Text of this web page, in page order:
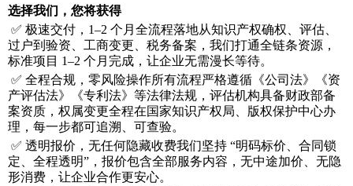
选择我们，您将获得
✅ 极速交付， 1–2 个月全流程落地从知识产权确权、评估、
过户到验资、工商变更、税务备案，我们打通全链条资源，
标准项目 1–2 个月完成，让企业无需漫长等待。
✅ 全程合规，零风险操作所有流程严格遵循《公司法》《资
产评估法》《专利法》等法律法规，评估机构具备财政部备
案资质，权属变更全程在国家知识产权局、版权保护中心办
理，每一步都可追溯、可查验。
✅ 透明报价，无任何隐藏收费我们坚持 “明码标价、合同锁
定、全程透明” ，报价包含全部服务内容，无中途加价、无隐
形消费，让企业合作更安心。